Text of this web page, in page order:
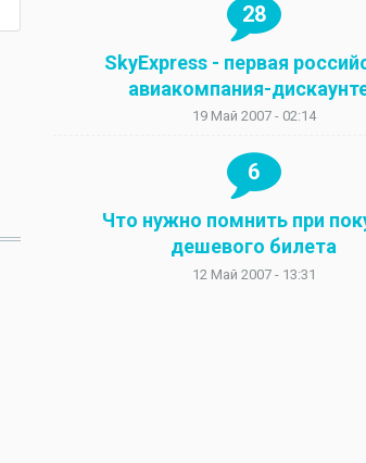
28
SkyExpress - первая
авиакомпания-
19 Май 2007 - 02:14
6
Что нужно помнить при
дешевого билета
12 Май 2007 - 13:31